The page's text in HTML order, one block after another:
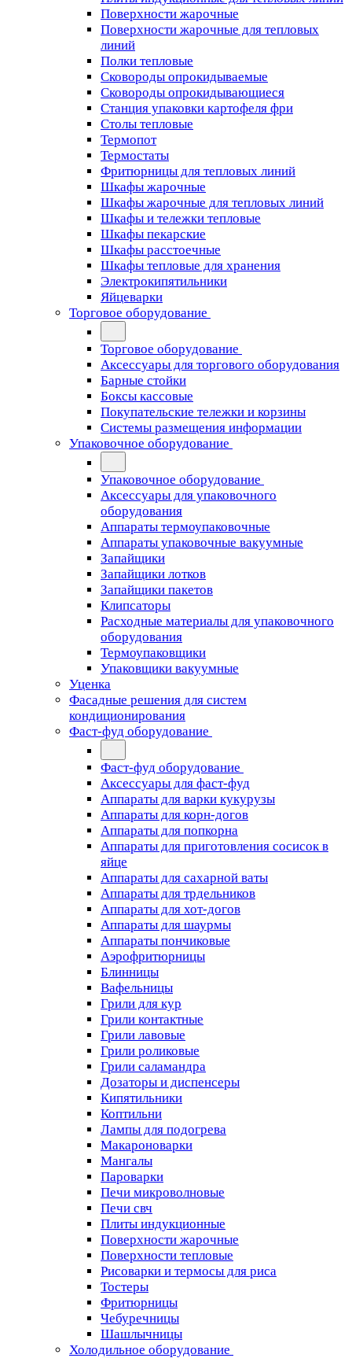
Поверхности жарочные
Поверхности жарочные для тепловых
линий
Полки тепловые
Сковороды опрокидываемые
Сковороды опрокидывающиеся
Станция упаковки картофеля фри
Столы тепловые
Термопот
Термостаты
Фритюрницы для тепловых линий
Шкафы жарочные
Шкафы жарочные для тепловых линий
Шкафы и тележки тепловые
Шкафы пекарские
Шкафы расстоечные
Шкафы тепловые для хранения
Электрокипятильники
Яйцеварки
Торговое оборудование
Торговое оборудование
Аксессуары для торгового оборудования
Барные стойки
Боксы кассовые
Покупательские тележки и корзины
Системы размещения информации
Упаковочное оборудование
Упаковочное оборудование
Аксессуары для упаковочного
оборудования
Аппараты термоупаковочные
Аппараты упаковочные вакуумные
Запайщики
Запайщики лотков
Запайщики пакетов
Клипсаторы
Расходные материалы для упаковочного
оборудования
Термоупаковщики
Упаковщики вакуумные
Уценка
Фасадные решения для систем
кондиционирования
Фаст-фуд оборудование
Фаст-фуд оборудование
Аксессуары для фаст-фуд
Аппараты для варки кукурузы
Аппараты для корн-догов
Аппараты для попкорна
Аппараты для приготовления сосисок в
яйце
Аппараты для сахарной ваты
Аппараты для трдельников
Аппараты для хот-догов
Аппараты для шаурмы
Аппараты пончиковые
Аэрофритюрницы
Блинницы
Вафельницы
Грили для кур
Грили контактные
Грили лавовые
Грили роликовые
Грили саламандра
Дозаторы и диспенсеры
Кипятильники
Коптильни
Лампы для подогрева
Макароноварки
Мангалы
Пароварки
Печи микроволновые
Печи свч
Плиты индукционные
Поверхности жарочные
Поверхности тепловые
Рисоварки и термосы для риса
Тостеры
Фритюрницы
Чебуречницы
Шашлычницы
Холодильное оборудование